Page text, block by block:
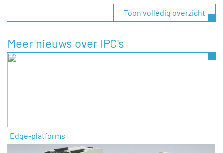
Toon volledig overzicht
Meer nieuws over IPC's
Edge-platforms